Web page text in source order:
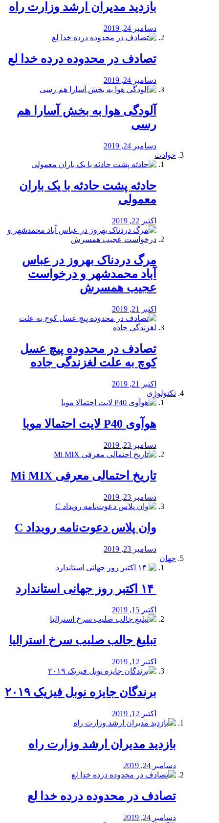
بازدید مدیران ارشد وزارت راه
دسامبر 24, 2019
تصادف در محدوده درده خدا لع
دسامبر 24, 2019
آلودگی هوا به بخش آسارا هم
رسی
دسامبر 24, 2019
حوادث
️حادثه پشت حادثه با یک باران
معمولی
اکتبر 22, 2019
مرگ دردناک بهروز در عباس
آباد محمدشهر و درخواست
عجیب همسرش
اکتبر 21, 2019
تصادف در محدوده پیچ عسل
کوچ به علت لغزندگی جاده
اکتبر 21, 2019
تکنولوژی
هوآوی P40 لایت احتمالا موبا
دسامبر 23, 2019
تاریخ احتمالی معرفی Mi MIX
دسامبر 23, 2019
وان پلاس دعوت‌نامه رویداد C
دسامبر 23, 2019
جهان
اکتبر 15, 2019
تبلیغ جالب صلیب سرخ استرالیا
اکتبر 12, 2019
برندگان جایزه نوبل فیزیک ۲۰۱۹
اکتبر 12, 2019
بازدید مدیران ارشد وزارت راه
دسامبر 24, 2019
تصادف در محدوده درده خدا لع
دسامبر 24, 2019